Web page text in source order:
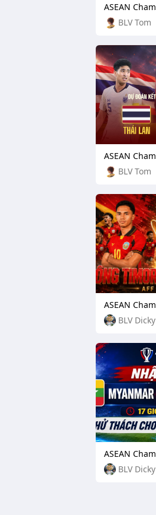
BLV Tom
BLV Tom
BLV Dicky
BLV Dicky